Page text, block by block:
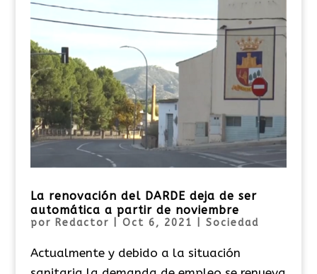
La renovación del DARDE deja de ser
automática a partir de noviembre
por Redactor Oct 6, 2021 Sociedad
Actualmente y debido a la situación